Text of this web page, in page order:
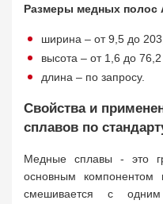
Размеры медных полос
ширина – от 9,5 до
высота – от 1,6 до
длина – по запросу.
Свойства и
сплавов по
Медные сплавы - это
основным компонентом
смешивается с